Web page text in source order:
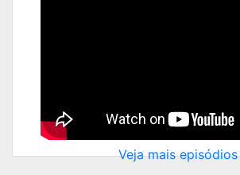
Veja mais episódios